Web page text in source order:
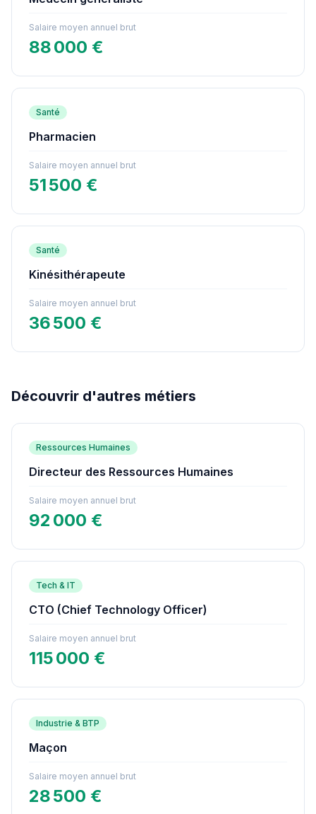
Salaire moyen annuel brut
88 000 €
Santé
Pharmacien
Salaire moyen annuel brut
51 500 €
Santé
Kinésithérapeute
Salaire moyen annuel brut
36 500 €
Découvrir d'autres métiers
Ressources Humaines
Directeur des Ressources Humaines
Salaire moyen annuel brut
92 000 €
Tech & IT
CTO (Chief Technology Officer)
Salaire moyen annuel brut
115 000 €
Industrie & BTP
Maçon
Salaire moyen annuel brut
28 500 €